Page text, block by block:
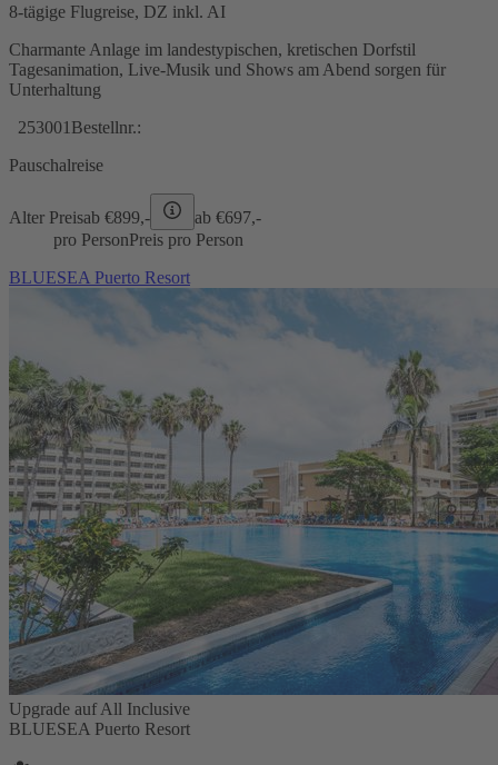
8-tägige Flugreise, DZ inkl. AI
Charmante Anlage im landestypischen, kretischen Dorfstil
Tagesanimation, Live-Musik und Shows am Abend sorgen für
Unterhaltung
253001 Bestellnr.:
Pauschalreise
Alter Preisab €899,- ab €697,-
pro PersonPreis pro Person
BLUESEA Puerto Resort
Upgrade auf All Inclusive
BLUESEA Puerto Resort